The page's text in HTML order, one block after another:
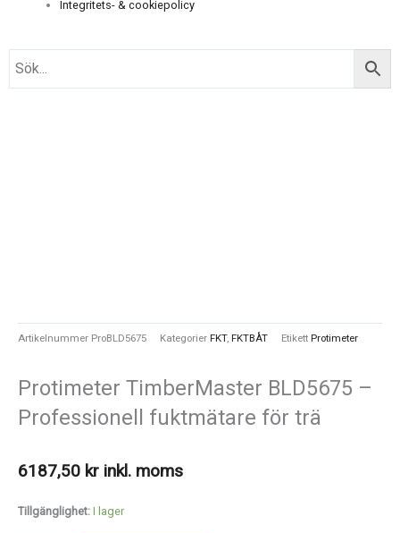
Integritets- & cookiepolicy
Artikelnummer ProBLD5675 Kategorier FKT, FKTBÅT Etikett Protimeter
Protimeter TimberMaster BLD5675 –
Professionell fuktmätare för trä
6187,50 kr inkl. moms
Tillgänglighet: I lager
Protimeter